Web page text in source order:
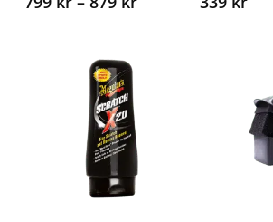
produktsiden